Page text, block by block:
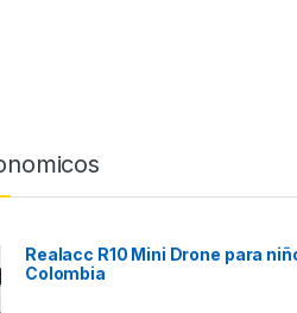
Realacc R10 Mini Drone para
Colombia